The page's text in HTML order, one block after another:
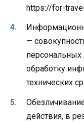
https://for-
—
обработку
технических
действия, в